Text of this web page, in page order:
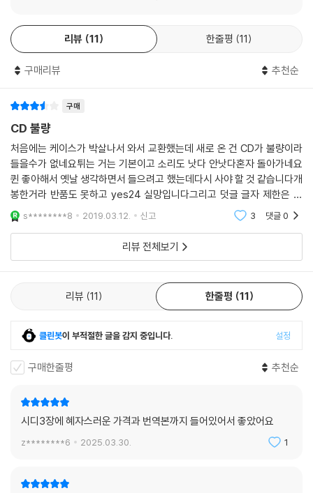
리뷰 11 한줄평 11
구매리뷰 추천순
구매
CD 불량
처음에는 케이스가 박살나서 와서 교환했는데 새로 온 건 CD가 불량이라
들을수가 없네요튀는 거는 기본이고 소리도 낫다 안낫다혼자 돌아가네요
퀸 좋아해서 옛날 생각하면서 들으려고 했는데다시 사야 할 것 같습니다개
봉한거라 반품도 못하고 yes24 실망입니다그리고 덧글 글자 제한은 왜
둡니까?불만 사항 올리는 사람은 귀찮아서 중간에 관두게 하려는 정책인
가요?
s********8 2019.03.12. 신고 3 댓글0
리뷰 전체보기
리뷰 11 한줄평 11
클린봇이 부적절한 글을 감지 중입니다. 설정
구매한줄평 추천순
시디3장에 혜자스러운 가격과 번역본까지 들어있어서 좋았어요
z********6 2025.03.30. 1